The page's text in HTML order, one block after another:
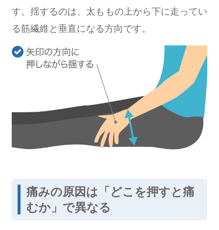
す。揺するのは、太ももの上から下に走ってい
る筋繊維と垂直になる方向です。
痛みの原因は「どこを押すと痛
むか」で異なる